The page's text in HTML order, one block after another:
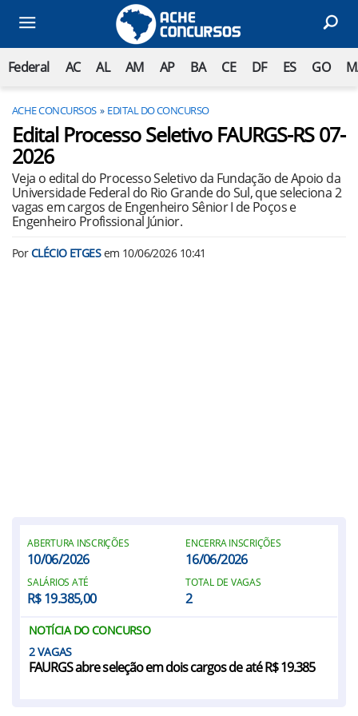
Federal AC AL AM AP BA CE DF ES GO
ACHE CONCURSOS EDITAL DO CONCURSO
Edital Processo Seletivo FAURGS-RS 07-
2026
Veja o edital do Processo Seletivo da Fundação de Apoio da
Universidade Federal do Rio Grande do Sul, que seleciona 2
vagas em cargos de Engenheiro Sênior I de Poços e
Engenheiro Profissional Júnior.
PorCLÉCIO ETGESem 10/06/2026 10:41
ABERTURA INSCRIÇÕES
10/06/2026
ENCERRA INSCRIÇÕES
16/06/2026
SALÁRIOS ATÉ
R$ 19.385,00
TOTAL DE VAGAS
2
NOTÍCIA DO CONCURSO
2
FAURGS abre seleção em dois cargos de até R$ 19.385